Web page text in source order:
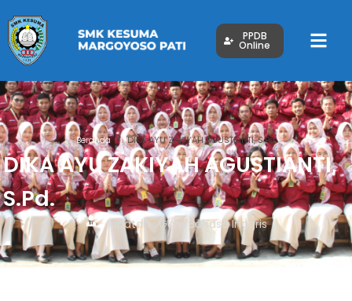
PPDB
Online
Beranda DIKA AYU ZAKIYAH AGUSTIANTI, S.Pd.
DIKA AYU ZAKIYAH AGUSTIANTI,
S.Pd.
Jabatan : Guru Bahasa Inggris